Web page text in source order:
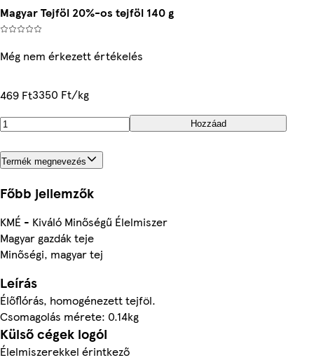
Magyar Tejföl 20%-os tejföl 140 g
Még nem érkezett értékelés
469 Ft3350 Ft/kg
Hozzáad
Termék megnevezés
Főbb jellemzők
KMÉ - Kiváló Minőségű Élelmiszer
Magyar gazdák teje
Minőségi, magyar tej
Leírás
Élőflórás, homogénezett tejföl.
Csomagolás mérete: 0.14kg
Külső cégek logói
Élelmiszerekkel érintkező